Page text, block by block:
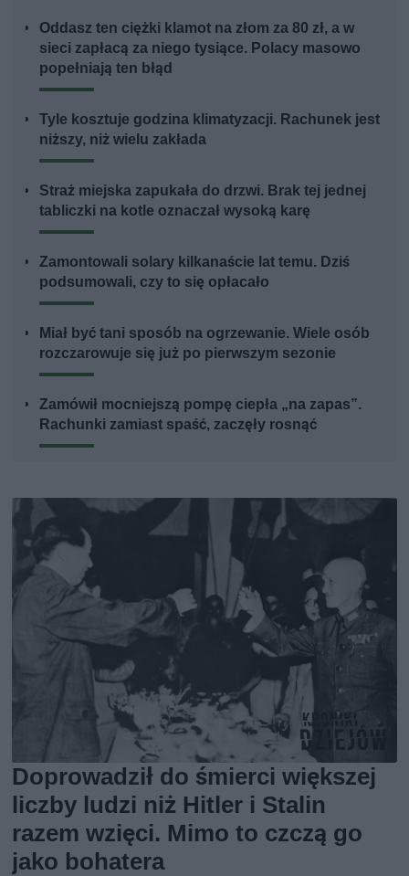
Oddasz ten ciężki klamot na złom za 80 zł, a w
sieci zapłacą za niego tysiące. Polacy masowo
popełniają ten błąd
Tyle kosztuje godzina klimatyzacji. Rachunek jest
niższy, niż wielu zakłada
Straż miejska zapukała do drzwi. Brak tej jednej
tabliczki na kotle oznaczał wysoką karę
Zamontowali solary kilkanaście lat temu. Dziś
podsumowali, czy to się opłacało
Miał być tani sposób na ogrzewanie. Wiele osób
rozczarowuje się już po pierwszym sezonie
Zamówił mocniejszą pompę ciepła „na zapas”.
Rachunki zamiast spaść, zaczęły rosnąć
Doprowadził do śmierci większej
liczby ludzi niż Hitler i Stalin
razem wzięci. Mimo to czczą go
jako bohatera